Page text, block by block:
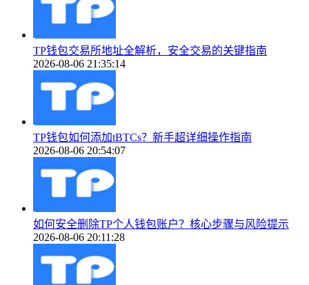
TP钱包交易所地址全解析，安全交易的关键指南
2026-08-06 21:35:14
TP钱包如何添加tBTCs？新手超详细操作指南
2026-08-06 20:54:07
如何安全删除TP个人钱包账户？核心步骤与风险提示
2026-08-06 20:11:28